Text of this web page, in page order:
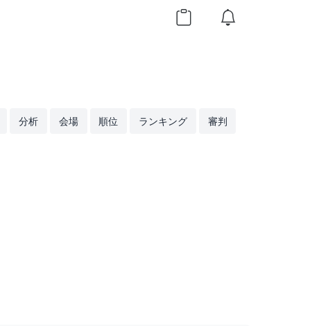
分析 会場 順位 ランキング 審判